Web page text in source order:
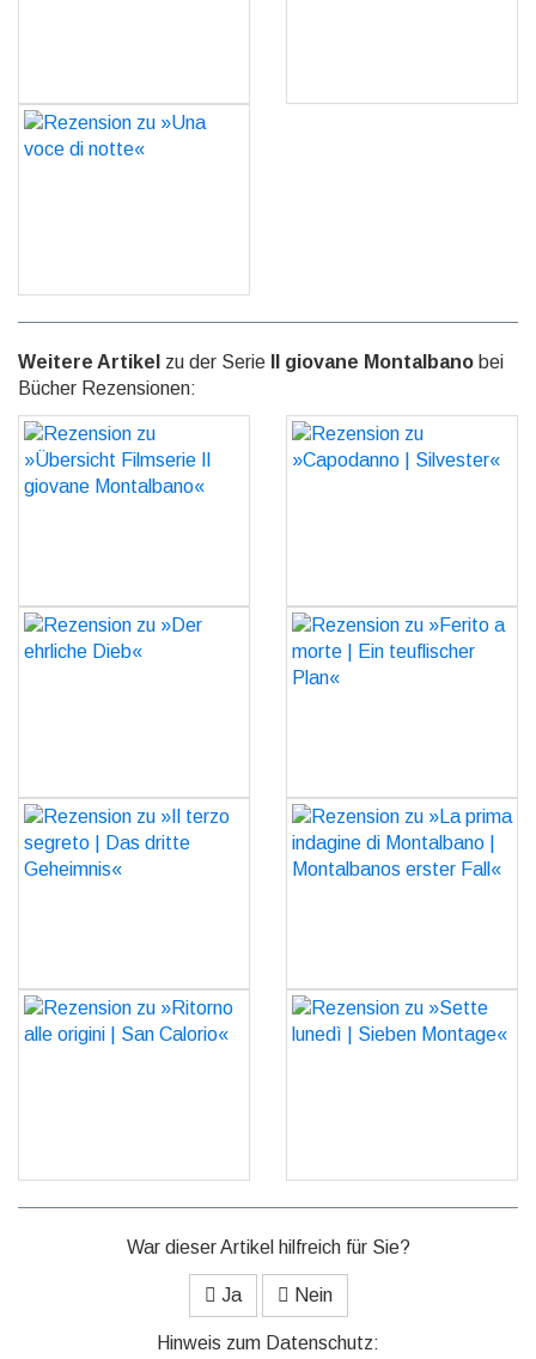
Rezension zu »Una voce
di notte«
Weitere Artikel zu der Serie Il giovane Montalbano bei
Bücher Rezensionen:
Rezension zu »Übersicht
Filmserie Il giovane
Montalbano«
Rezension zu
»Capodanno | Silvester«
Rezension zu »Der
ehrliche Dieb«
Rezension zu »Ferito a
morte | Ein teuflischer
Rezension zu »Il terzo
segreto | Das dritte
Geheimnis«
Rezension zu »La prima
indagine di Montalbano |
Montalbanos erster Fall«
Rezension zu »Ritorno
alle origini | San Calorio«
Rezension zu »Sette
lunedì | Sieben Montage«
War dieser Artikel hilfreich für Sie?
Ja Nein
Hinweis zum Datenschutz: